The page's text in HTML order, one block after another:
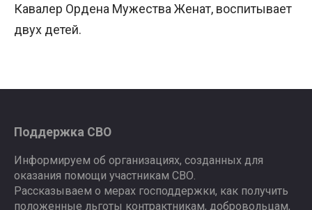
Кавалер Ордена Мужества Женат, воспитывает
двух детей.
Поддержка СВО
Информируем об организациях, созданных для
оказания помощи участникам СВО.
Рассказываем о мерах господдержки, как получить
положенные льготы контрактникам, добровольцам,